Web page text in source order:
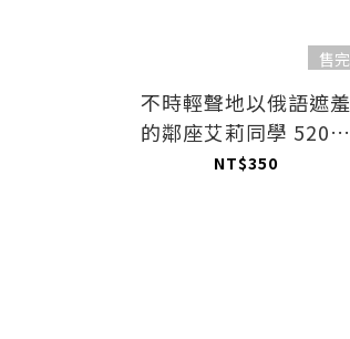
售完
不時輕聲地以俄語遮羞
的鄰座艾莉同學 520片
拼圖 櫻花艾莉同學
NT$350